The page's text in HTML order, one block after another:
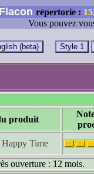
répertorie :
Vous pouvez
produit
Time
ouverture : 12 mois.